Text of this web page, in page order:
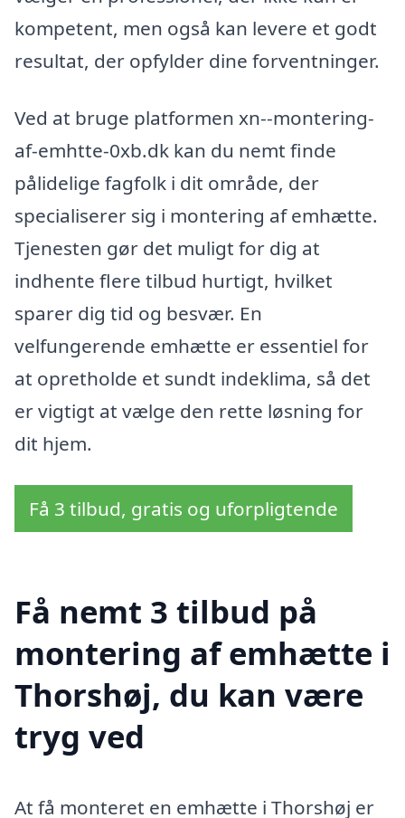
kompetent, men også kan levere et godt
resultat, der opfylder dine forventninger.
Ved at bruge platformen xn--montering-
af-emhtte-0xb.dk kan du nemt finde
pålidelige fagfolk i dit område, der
specialiserer sig i montering af emhætte.
Tjenesten gør det muligt for dig at
indhente flere tilbud hurtigt, hvilket
sparer dig tid og besvær. En
velfungerende emhætte er essentiel for
at opretholde et sundt indeklima, så det
er vigtigt at vælge den rette løsning for
dit hjem.
Få 3 tilbud, gratis og uforpligtende
Få nemt 3 tilbud på
montering af emhætte i
Thorshøj, du kan være
tryg ved
At få monteret en emhætte i Thorshøj er